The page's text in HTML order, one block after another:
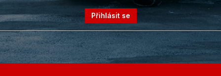
Přihlásit se